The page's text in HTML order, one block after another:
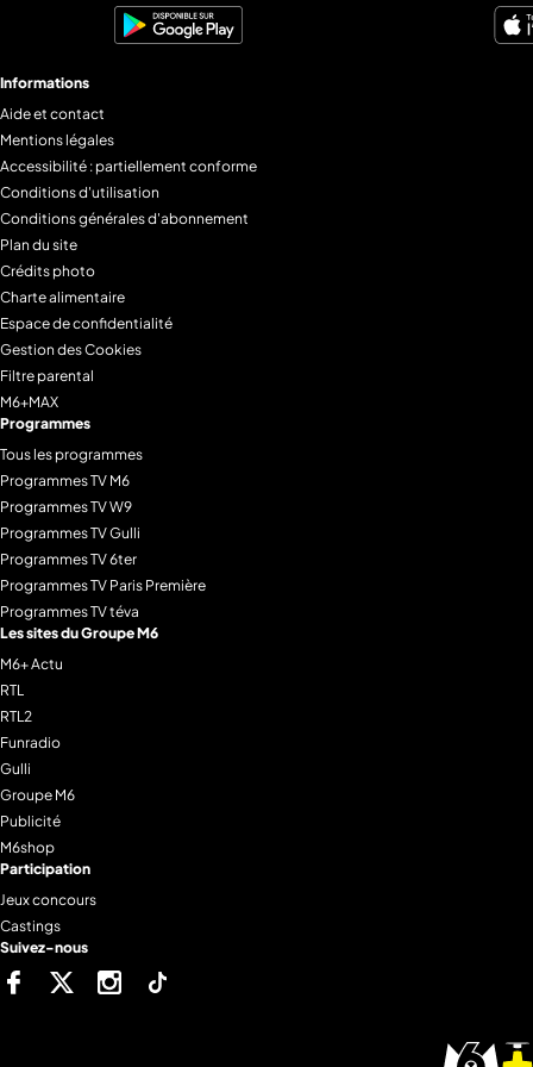
Informations
Aide et contact
Mentions légales
Accessibilité : partiellement conforme
Conditions d'utilisation
Conditions générales d'abonnement
Plan du site
Crédits photo
Charte alimentaire
Espace de confidentialité
Gestion des Cookies
Filtre parental
M6+MAX
Programmes
Tous les programmes
Programmes TV M6
Programmes TV W9
Programmes TV Gulli
Programmes TV 6ter
Programmes TV Paris Première
Programmes TV téva
Les sites du Groupe M6
M6+ Actu
RTL
RTL2
Funradio
Gulli
Groupe M6
Publicité
M6shop
Participation
Jeux concours
Castings
Suivez-nous
FacebookTwitter Instagram